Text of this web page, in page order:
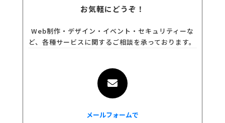
お気軽にどうぞ！
Web制作・デザイン・イベント・セキュリティーな
ど、各種サービスに関するご相談を承っております。

メールフォームで